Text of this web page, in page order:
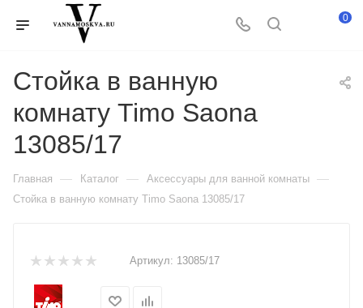
0
Стойка в ванную
комнату Timo Saona
13085/17
Главная — Каталог — Аксессуары для ванной комнаты —
Стойка в ванную комнату Timo Saona 13085/17
Артикул: 13085/17